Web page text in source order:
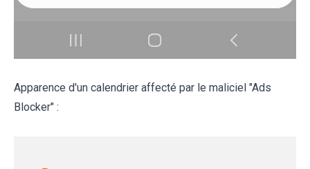
Apparence d'un calendrier affecté par le maliciel "Ads
Blocker" :